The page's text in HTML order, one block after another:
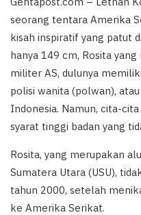
seorang tentara Amerika
kisah inspiratif yang patut
hanya 149 cm, Rosita
militer AS, dulunya
polisi wanita (polwan),
Indonesia. Namun, cita-
syarat tinggi badan yang
Rosita, yang merupakan
Sumatera Utara (USU),
tahun 2000, setelah
ke Amerika Serikat.